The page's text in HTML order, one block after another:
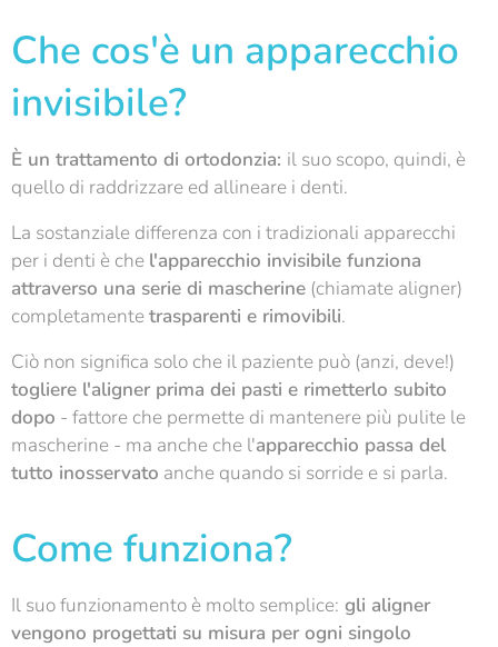
Che cos'è un apparecchio
invisibile?
È un trattamento di ortodonzia: il suo scopo, quindi, è
quello di raddrizzare ed allineare i denti.
La sostanziale differenza con i tradizionali apparecchi
per i denti è che l'apparecchio invisibile funziona
attraverso una serie di mascherine (chiamate aligner)
completamentetrasparenti e rimovibili.
Ciò non significa solo che il paziente può (anzi, deve!)
togliere l'aligner prima dei pasti e rimetterlo subito
dopo - fattore che permette di mantenere più pulite le
mascherine - ma anche che l'apparecchio passa del
tutto inosservato anche quando si sorride e si parla.
Come funziona?
Il suo funzionamento è molto semplice: gli aligner
vengono progettati su misura per ogni singolo